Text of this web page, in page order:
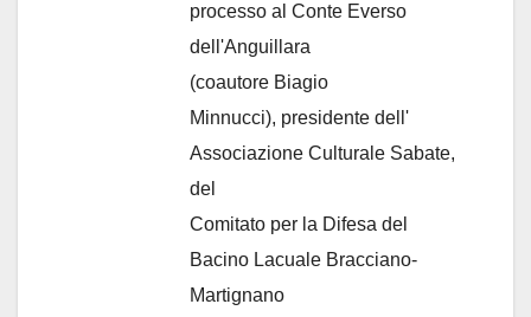
processo al Conte Everso
dell'Anguillara
(coautore Biagio
Minnucci), presidente dell'
Associazione Culturale Sabate,
del
Comitato per la Difesa del
Bacino Lacuale Bracciano-
Martignano